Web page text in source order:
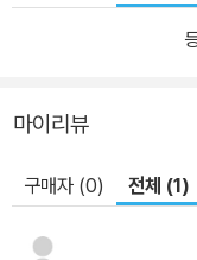
이런 건강한 웃음을 선
머 이상의 것, 인간의
악랄한 고리대금업자 샤
남편의 친구를 구하기
의 지혜는 자기 남편을
과정에서 상황에 따라
수 있다. 「한여름 밤의
마이리뷰
구매자 (0) 전체 (1)